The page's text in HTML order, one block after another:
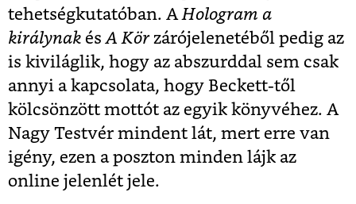
tehetségkutatóban. A Hologram a
királynak és A Körzárójelenetéből pedig az
is kiviláglik, hogy az abszurddal sem csak
annyi a kapcsolata, hogy Beckett-től
kölcsönzött mottót az egyik könyvéhez. A
Nagy Testvér mindent lát, mert erre van
igény, ezen a poszton minden lájk az
online jelenlét jele.